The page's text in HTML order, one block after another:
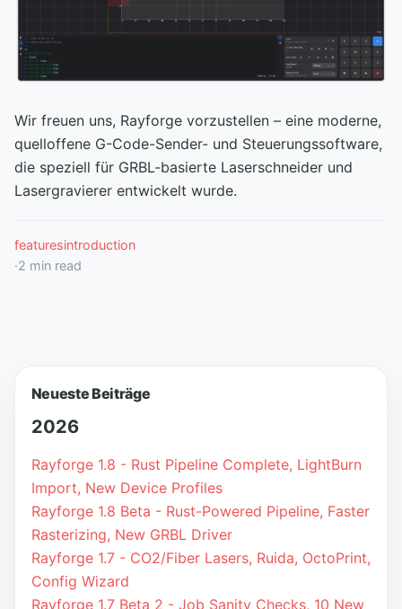
Wir freuen uns, Rayforge vorzustellen – eine moderne,
quelloffene G-Code-Sender- und Steuerungssoftware,
die speziell für GRBL-basierte Laserschneider und
Lasergravierer entwickelt wurde.
featuresintroduction
·2 min read
Neueste Beiträge
2026
Rayforge 1.8 - Rust Pipeline Complete, LightBurn
Import, New Device Profiles
Rayforge 1.8 Beta - Rust-Powered Pipeline, Faster
Rasterizing, New GRBL Driver
Rayforge 1.7 - CO2/Fiber Lasers, Ruida, OctoPrint,
Config Wizard
Rayforge 1.7 Beta 2 - Job Sanity Checks, 10 New